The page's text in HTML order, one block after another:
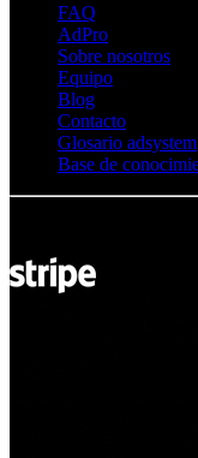
FAQ
AdPro
Sobre nosotros
Equipo
Blog
Contacto
Glosario adsystem
Base de